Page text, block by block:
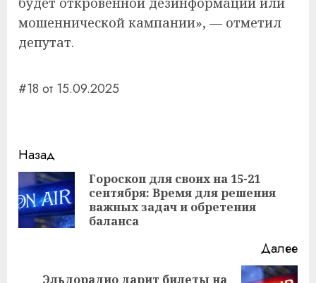
мошеннической кампании», — отметил
депутат.
#18 от 15.09.2025
Навигация
записи
Назад
Гороскоп для своих на 15-21
сентября: Время для решения
важных задач и обретения
баланса
Далее
Эльдорадио дарит билеты на